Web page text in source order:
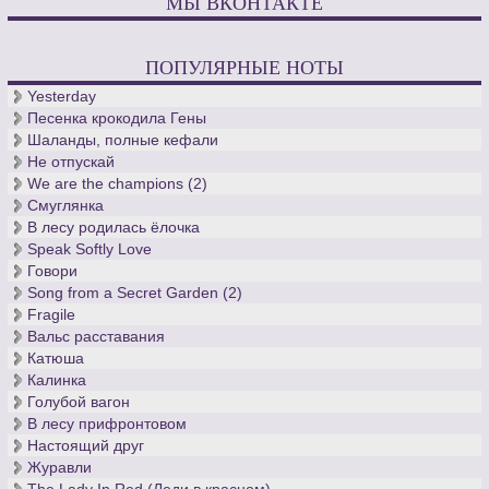
ПОПУЛЯРНЫЕ НОТЫ
Yesterday
Песенка крокодила Гены
Шаланды, полные кефали
Не отпускай
We are the champions (2)
Смуглянка
В лесу родилась ёлочка
Speak Softly Love
Говори
Song from a Secret Garden (2)
Fragile
Вальс расставания
Катюша
Калинка
Голубой вагон
В лесу прифронтовом
Настоящий друг
Журавли